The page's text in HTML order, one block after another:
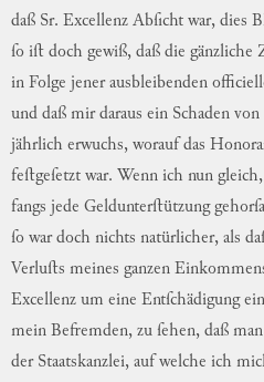
daß Sr. Excellenz Abſicht war, dies
ſo iſt doch gewiß, daß die gänzliche
in Folge jener ausbleibenden
und daß mir daraus ein Schaden von
jährlich erwuchs, worauf das
feſtgeſetzt war. Wenn ich nun gleich,
fangs jede Geldunterſtützung
ſo war doch nichts natürlicher, als
Verluſts meines ganzen
Excellenz um eine Entſchädigung
mein Befremden, zu ſehen, daß man
der Staatskanzlei, auf welche ich